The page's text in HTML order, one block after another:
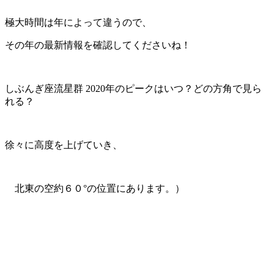
極大時間は年によって違うので、
その年の最新情報を確認してくださいね！
しぶんぎ座流星群 2020年のピークはいつ？どの方角で見ら
れる？
徐々に高度を上げていき、
北東の空約６０°の位置にあります。）